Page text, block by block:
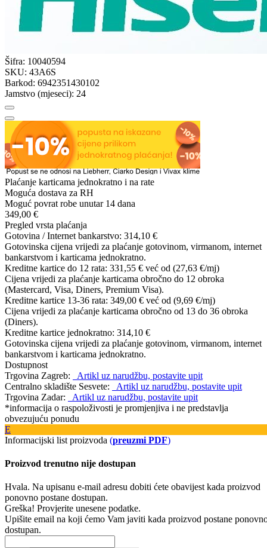
Šifra: 10040594
SKU: 43A6S
Barkod: 6942351430102
Jamstvo (mjeseci): 24
Plaćanje karticama jednokratno i na rate
Moguća dostava za RH
Moguć povrat robe unutar 14 dana
349,00 €
Pregled vrsta plaćanja
Gotovina / Internet bankarstvo: 314,10 €
Gotovinska cijena vrijedi za plaćanje gotovinom, virmanom, internet
bankarstvom i karticama jednokratno.
Kreditne kartice do 12 rata: 331,55 € već od (27,63 €/mj)
Cijena vrijedi za plaćanje karticama obročno do 12 obroka
(Mastercard, Visa, Diners, Premium Visa).
Kreditne kartice 13-36 rata: 349,00 € već od (9,69 €/mj)
Cijena vrijedi za plaćanje karticama obročno od 13 do 36 obroka
(Diners).
Kreditne kartice jednokratno: 314,10 €
Gotovinska cijena vrijedi za plaćanje gotovinom, virmanom, internet
bankarstvom i karticama jednokratno.
Dostupnost
Trgovina Zagreb:
Artikl uz narudžbu, postavite upit
Centralno skladište Sesvete:
Artikl uz narudžbu, postavite upit
Trgovina Zadar:
Artikl uz narudžbu, postavite upit
*informacija o raspoloživosti je promjenjiva i ne predstavlja
obvezujuću ponudu
E
Informacijski list proizvoda (preuzmi PDF)
Proizvod trenutno nije dostupan
Hvala. Na upisanu e-mail adresu dobiti ćete obavijest kada proizvod
ponovno postane dostupan.
Greška! Provjerite unesene podatke.
Upišite email na koji ćemo Vam javiti kada proizvod postane
dostupan.